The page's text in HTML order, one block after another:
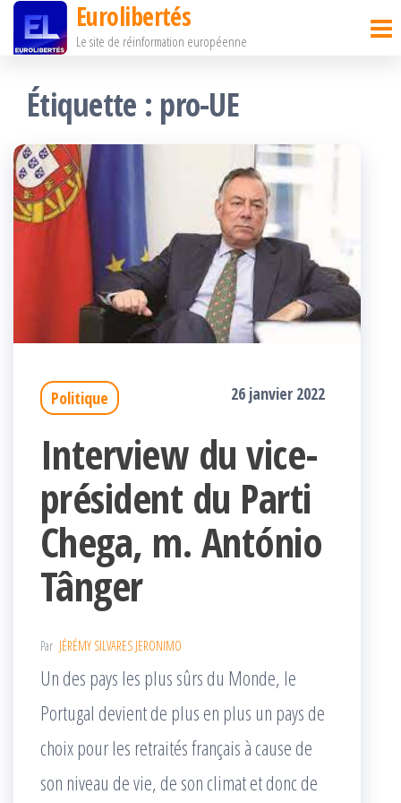
Passer
contenu
Eurolibertés
Le site de réinformation européenne
Étiquette : pro-UE
Politique 26 janvier 2022
Interview du vice-
président du Parti
Chega, m. António
Tânger
Par JÉRÉMY SILVARES JERONIMO
Un des pays les plus sûrs du Monde, le
Portugal devient de plus en plus un pays de
choix pour les retraités français à cause de
son niveau de vie, de son climat et donc de